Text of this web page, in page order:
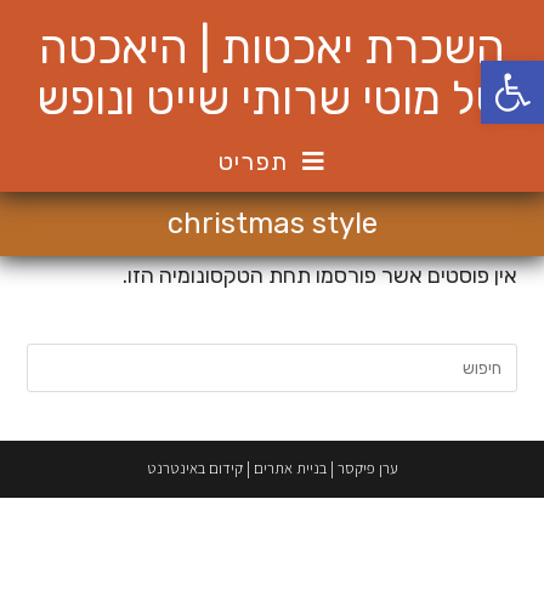
פתח סרגל נגישות
contentהשכרת יאכטות | היאכטה
של מוטי שרותי שייט ונופש
תפריט
christmas style
אין פוסטים אשר פורסמו תחת הטקסונומיה הזו.
ערן פיקסר |בניית אתרים |קידום באינטרנט